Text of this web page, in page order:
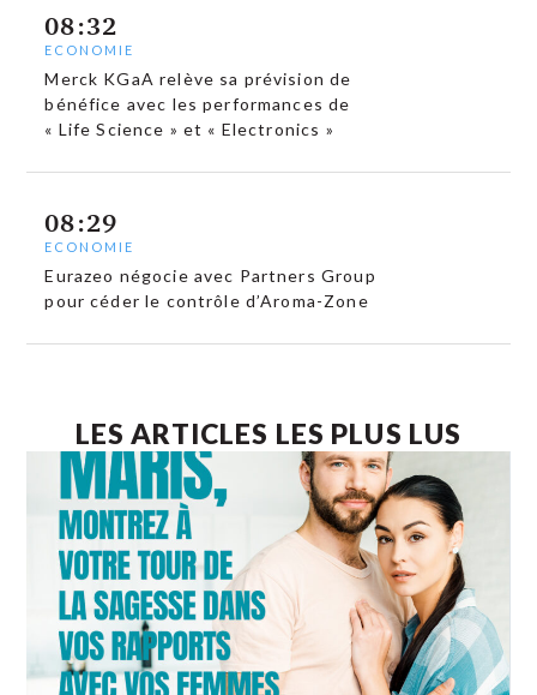
08:32
ECONOMIE
Merck KGaA relève sa prévision de
bénéfice avec les performances de
« Life Science » et « Electronics »
08:29
ECONOMIE
Eurazeo négocie avec Partners Group
pour céder le contrôle d’Aroma-Zone
LES ARTICLES LES PLUS LUS